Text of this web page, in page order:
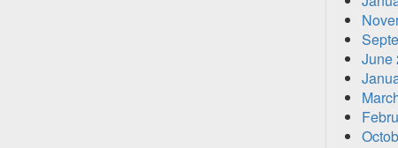
June